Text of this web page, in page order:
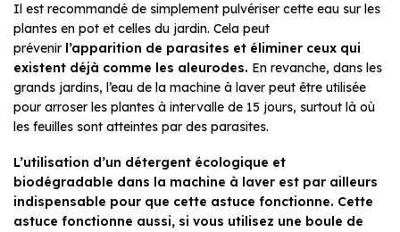
Il est recommandé de simplement pulvériser cette eau sur les
plantes en pot et celles du jardin. Cela peut
prévenir l’apparition de parasites et éliminer ceux qui
existent déjà comme les aleurodes. En revanche, dans les
grands jardins, l’eau de la machine à laver peut être utilisée
pour arroser les plantes à intervalle de 15 jours, surtout là où
les feuilles sont atteintes par des parasites.
L’utilisation d’un détergent écologique et
biodégradable dans la machine à laver est par ailleurs
indispensable pour que cette astuce fonctionne. Cette
astuce fonctionne aussi, si vous utilisez une boule de